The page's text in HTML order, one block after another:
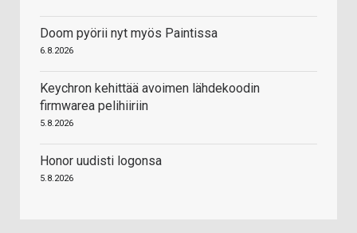
Doom pyörii nyt myös Paintissa
6.8.2026
Keychron kehittää avoimen lähdekoodin
firmwarea pelihiiriin
5.8.2026
Honor uudisti logonsa
5.8.2026